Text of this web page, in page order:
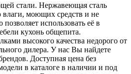
стали. Нержавеющая сталь
влаги, моющих средств и не
использовать её в
кухонь общепита.
высокого качества недорого от
дилера. У нас Вы найдете
Доступная цена без
в каталоге в наличии и под